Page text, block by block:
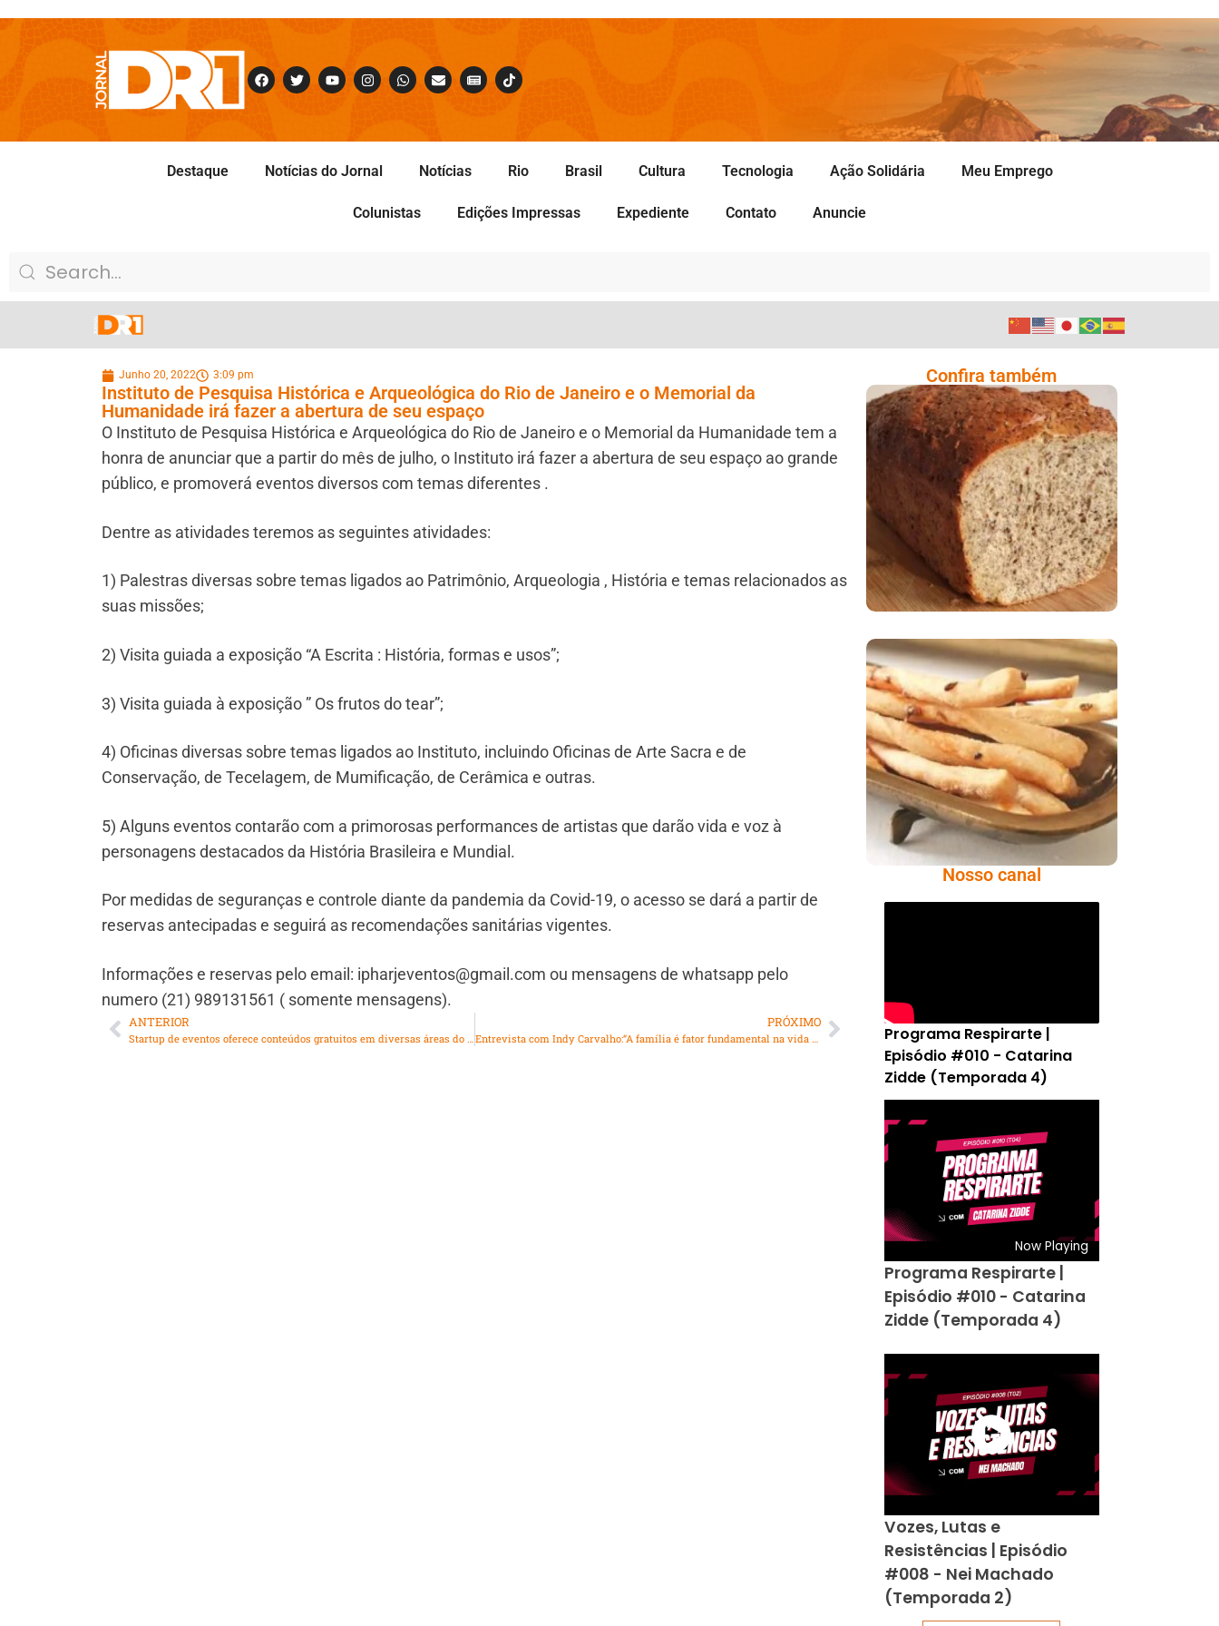
Destaque Notícias do Jornal Notícias Rio Brasil Cultura Tecnologia Ação Solidária Meu Emprego
Colunistas Edições Impressas Expediente Contato Anuncie
Junho 20, 2022 3:09 pm
Instituto de Pesquisa Histórica e Arqueológica do Rio de Janeiro e o Memorial da
Humanidade irá fazer a abertura de seu espaço
O Instituto de Pesquisa Histórica e Arqueológica do Rio de Janeiro e o Memorial da Humanidade tem a
honra de anunciar que a partir do mês de julho, o Instituto irá fazer a abertura de seu espaço ao grande
público, e promoverá eventos diversos com temas diferentes .
Dentre as atividades teremos as seguintes atividades:
1) Palestras diversas sobre temas ligados ao Patrimônio, Arqueologia , História e temas relacionados as
suas missões;
2) Visita guiada a exposição “A Escrita : História, formas e usos”;
3) Visita guiada à exposição ” Os frutos do tear”;
4) Oficinas diversas sobre temas ligados ao Instituto, incluindo Oficinas de Arte Sacra e de
Conservação, de Tecelagem, de Mumificação, de Cerâmica e outras.
5) Alguns eventos contarão com a primorosas performances de artistas que darão vida e voz à
personagens destacados da História Brasileira e Mundial.
Por medidas de seguranças e controle diante da pandemia da Covid-19, o acesso se dará a partir de
reservas antecipadas e seguirá as recomendações sanitárias vigentes.
Informações e reservas pelo email: ipharjeventos@gmail.com ou mensagens de whatsapp pelo
numero (21) 989131561 ( somente mensagens).
ANTERIOR
Startup de eventos oferece conteúdos gratuitos em diversas áreas do conhecimento
PRÓXIMO
Entrevista com Indy Carvalho:“A família é fator fundamental na vida dos atletas, podem ajudar muito no bom desempenho deles ou simplesmente fazer com que desistam de seus sonhos.”
Confira também
Comer Bem: Pão Low
Carb
Comer Bem:
Palitinhos De Cebola
E Salsa
Nosso canal
Programa Respirarte |
Episódio #010 - Catarina
Zidde (Temporada 4)
Now Playing
Programa Respirarte |
Episódio #010 - Catarina
Zidde (Temporada 4)
Vozes, Lutas e
Resistências | Episódio
#008 - Nei Machado
(Temporada 2)